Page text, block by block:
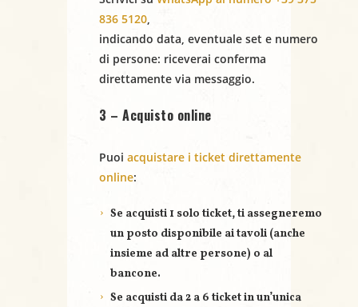
a
v
g
z
i
o
836 5120
indicando data eventuale set e numero
di persone: riceverai conferma
direttamente via messaggio.
3 – Acquisto online
Puoi acquistare i ticket direttamente
online:
Se acquisti 1 solo ticket, ti assegneremo
un posto disponibile ai tavoli (anche
insieme ad altre persone) o al
bancone.
Se acquisti da 2 a 6 ticketin un’unica